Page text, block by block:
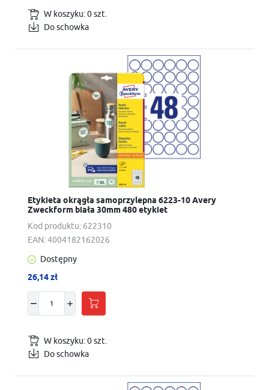
W koszyku:0szt.
Do schowka
Kod produktu: 622310
Etykieta okrągła samoprzylepna 6223-10 Avery
Zweckform biała 30mm 480 etykiet
EAN:4004182162026
Dostępny
26,14 zł
W koszyku:0szt.
Do schowka